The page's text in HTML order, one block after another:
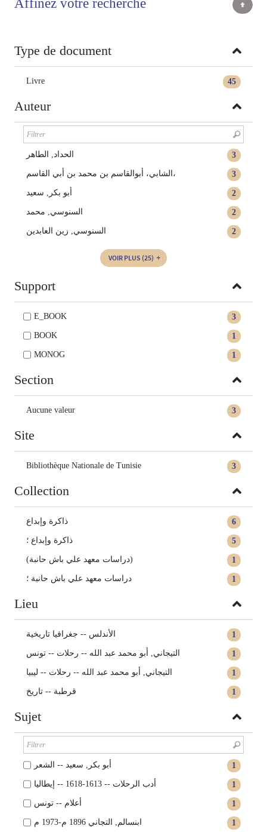
Affinez votre recherche
Type de document
45
Livre
Auteur
3 الحداد, الطاهر‏
3 الشابي، أبوالقاسم بن محمد بن أبي القاسم،
2 أبو بكر, سعيد
2 السنوسي, محمد
2 السنوسي‏, ‏زين العابدين‏
VOIR PLUS (25)
Support
3
E_BOOK
1
BOOK
1
MONOG
Section
3
Aucune valeur
Site
3
Bibliothèque Nationale de Tunisie
Collection
6 ذاكرة وإبداع
5 ذاكرة وإبداع ؛
1 (دراسات معهد علي باش حانبة)
1 دراسات معهد علي باش حانبة ؛
Lieu
1 الأندلس -- جغرافيا تاريخية
1 التيجاني, أبو محمد عبد الله -- رحلات -- تونس
1 التيجاني, أبو محمد عبد الله -- رحلات -- ليبيا
1 قرطبة -- تاريخ
Sujet
1 أبو بكر, سعيد -- الشعر
1 أدب الرحلات -- 1613-1618 -- إيطاليا
1 أعلام -- تونس
1 ابنسالم, التجاني 1896 م-1973 م